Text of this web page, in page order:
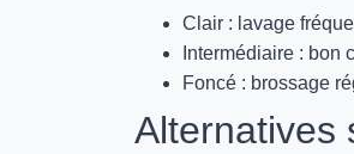
Clair : lavage
Intermédiaire : bon
Foncé : brossage
Alternatives